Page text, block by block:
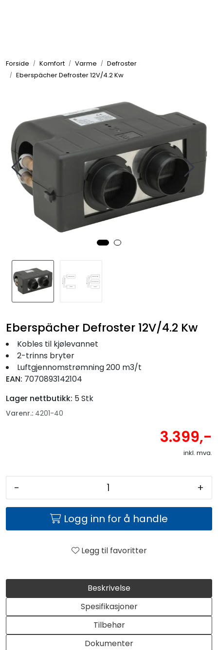
Forside Komfort Varme
Defroster
Eberspächer Defroster 12V/4.2 Kw
Beskrivelse
Spesifikasjoner
Tilbehør
Dokumenter
Eberspächer Defroster 12V/4.2 Kw
Kobles til kjølevannet
2-trinns bryter
Luftgjennomstrømning 200 m3/t
EAN: 7070893142104
Lager nettbutikk: 5 Stk
Varenr.: 4201-40
3.399,-
inkl. mva.
- +
Logg inn for å handle
Legg til favoritter
Elektrisk
Komfort
VVS
Motor/Styring
Fortøyning
Båtpleie/Opplag
Nyheter